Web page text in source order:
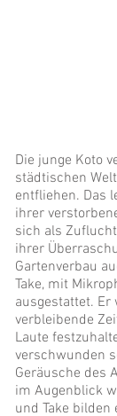
Die junge Koto
städtischen
entfliehen. Das
ihrer
sich als
ihrer
Gartenverbau
Take, mit
ausgestattet. Er
verbleibende
Laute
verschwunden
Geräusche des
im Augenblick
und Take bilden